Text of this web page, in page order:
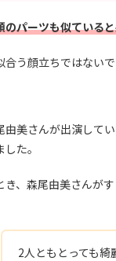
パーツも似ている
合う顔立ちではないで
美さんが出演して
た。
、森尾由美さんが
2人ともとっても綺